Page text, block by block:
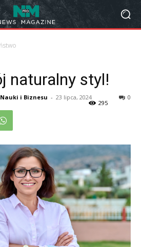
naturalny styl!
i Biznesu - 23 lipca, 2024 0
295